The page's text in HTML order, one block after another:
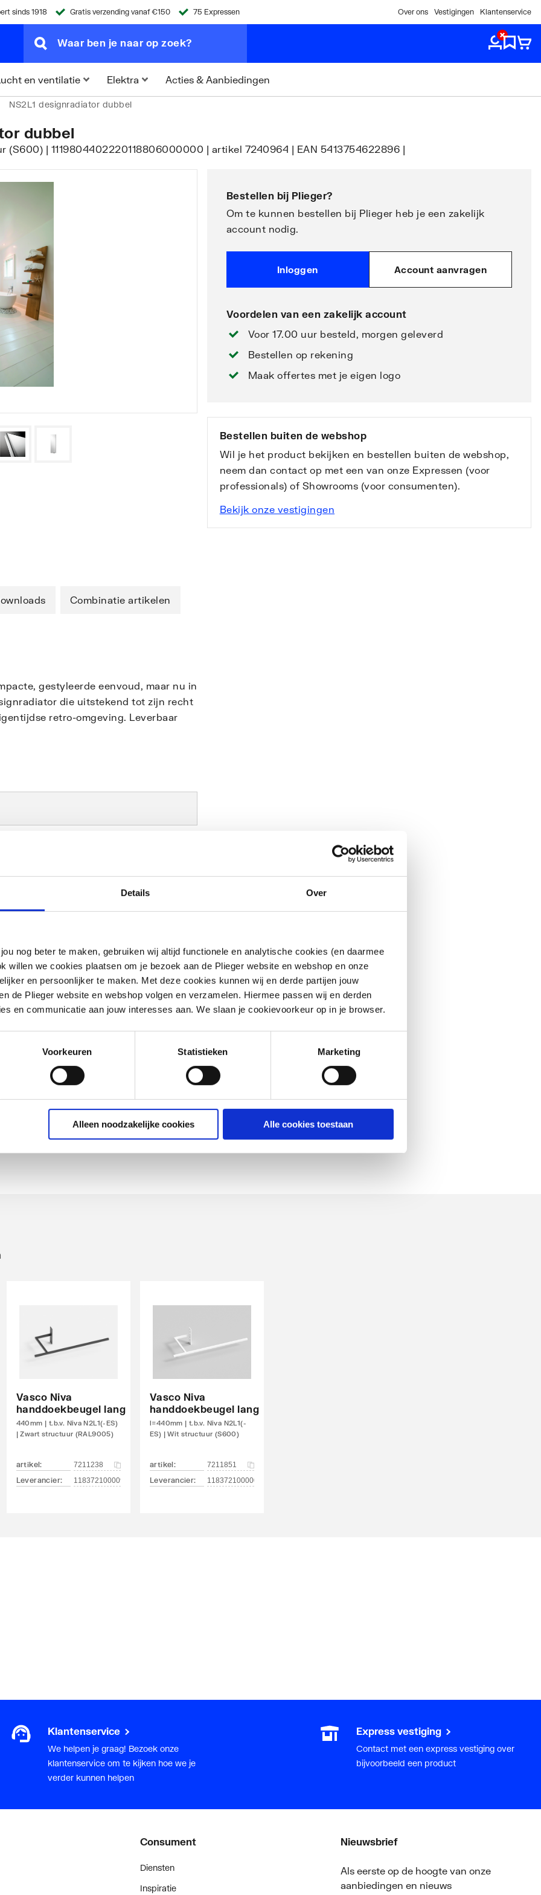
Details Over
nog beter te maken, gebruiken wij altijd functionele en analytische cookies (en daarmee
willen we cookies plaatsen om je bezoek aan de Plieger website en webshop en onze
en persoonlijker te maken. Met deze cookies kunnen wij en derde partijen jouw
de Plieger website en webshop volgen en verzamelen. Hiermee passen wij en derden
en communicatie aan jouw interesses aan. We slaan je cookievoorkeur op in je browser.
Voorkeuren Statistieken Marketing
Alleen noodzakelijke cookies Alle cookies toestaan
sinds 1918 Gratis verzending vanaf €150 75 Expressen Over ons Vestigingen Klantenservice
en ventilatie Elektra Acties & Aanbiedingen
NS2L1 designradiator dubbel
dubbel
(S600) | 1119804402220118806000000 | artikel 7240964 | EAN 5413754622896 |
Bestellen bij Plieger?
Om te kunnen bestellen bij Plieger heb je een zakelijk
account nodig.
Inloggen Account aanvragen
Voordelen van een zakelijk account
Voor 17.00 uur besteld, morgen geleverd
Bestellen op rekening
Maak offertes met je eigen logo
Bestellen buiten de webshop
Wil je het product bekijken en bestellen buiten de webshop,
neem dan contact op met een van onze Expressen (voor
professionals) of Showrooms (voor consumenten).
Bekijk onze vestigingen
Combinatie artikelen
gestyleerde eenvoud, maar nu in
die uitstekend tot zijn recht
retro-omgeving. Leverbaar
Vasco Niva
handdoekbeugel lang
440mm | t.b.v. Niva N2L1(-ES)
| Zwart structuur (RAL9005)
artikel: 7211238
Leverancier: 118372100009005
Vasco Niva
handdoekbeugel lang
l=440mm | t.b.v. Niva N2L1(-
ES) | Wit structuur (S600)
artikel: 7211851
Leverancier: 118372100000600
Klantenservice
We helpen je graag! Bezoek onze
klantenservice om te kijken hoe we je
verder kunnen helpen
Express vestiging
Contact met een express vestiging over
bijvoorbeeld een product
Consument
Diensten
Inspiratie
Nieuwsbrief
Als eerste op de hoogte van onze
aanbiedingen en nieuws